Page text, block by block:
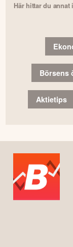
Här hittar du
Börsens
Aktietips